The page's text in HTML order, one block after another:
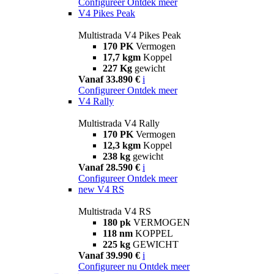
V4 Pikes Peak
Multistrada V4 Pikes Peak
170 PK Vermogen
17,7 kgm Koppel
227 Kg gewicht
Vanaf 33.890 € i
Configureer Ontdek meer
V4 Rally
Multistrada V4 Rally
170 PK Vermogen
12,3 kgm Koppel
238 kg gewicht
Vanaf 28.590 € i
Configureer Ontdek meer
new V4 RS
Multistrada V4 RS
180 pk VERMOGEN
118 nm KOPPEL
225 kg GEWICHT
Vanaf 39.990 € i
Configureer nu Ontdek meer